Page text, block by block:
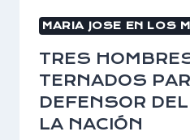
AL
DEFENSOR
DEL
PUEBLO
DE
LA
MARIA JOSE EN LOS
TRES
TERNADOS
DEFENSOR
LA NACIÓN